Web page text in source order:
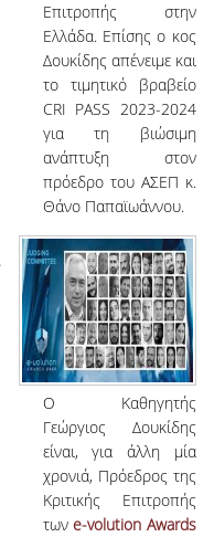
Επιτροπής στην
Ελλάδα. Επίσης ο κος
Δουκίδης απένειμε και
το τιμητικό βραβείο
CRI PASS 2023-2024
για τη βιώσιμη
ανάπτυξη στον
πρόεδρο του ΑΣΕΠ κ.
Θάνο Παπαϊωάννου.
Ο Καθηγητής
Γεώργιος Δουκίδης
είναι, για άλλη μία
χρονιά, Πρόεδρος της
Κριτικής Επιτροπής
τωνe-volution Awards